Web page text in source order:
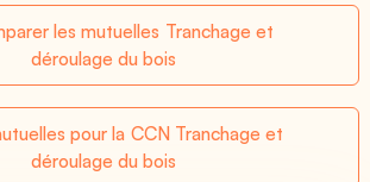
les mutuelles Tranchage et
déroulage du bois
pour la CCN Tranchage et
déroulage du bois